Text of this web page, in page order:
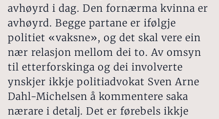
avhøyrd i dag. Den fornærma kvinna er
avhøyrd. Begge partane er ifølgje
politiet «vaksne», og det skal vere ein
nær relasjon mellom dei to. Av omsyn
til etterforskinga og dei involverte
ynskjer ikkje politiadvokat Sven Arne
Dahl-Michelsen å kommentere saka
nærare i detalj. Det er førebels ikkje